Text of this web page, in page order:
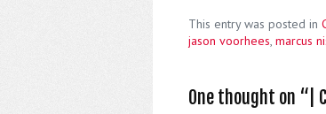
This entry was posted in
jason voorhees, marcus
One thought on “